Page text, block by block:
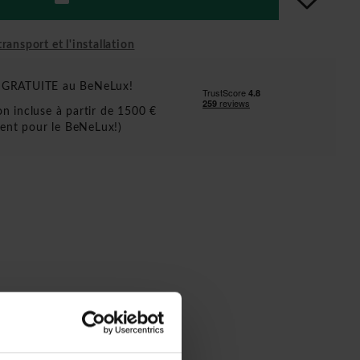
et l'installation
au BeNeLux!
incluse à partir de 1500 €
pour le BeNeLux!)